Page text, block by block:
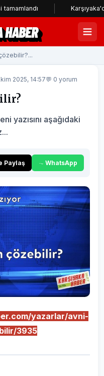
Karşıyaka'da can
2025, 14:57💬 0 yorum
yazısını aşağıdaki
Paylaş WhatsApp
yazarlar/avni-
3935